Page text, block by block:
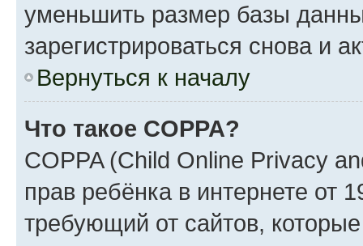
уменьшить размер базы
зарегистрироваться снова и
Вернуться к началу
Что такое COPPA?
COPPA (Child Online Privacy
прав ребёнка в интернете от
требующий от сайтов,